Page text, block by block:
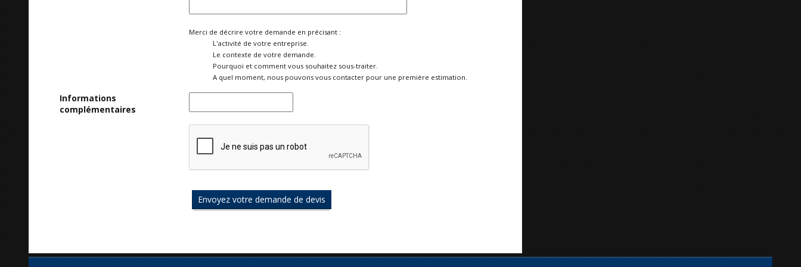
Merci de décrire votre demande en précisant :
L'activité de votre entreprise.
Le contexte de votre demande.
Pourquoi et comment vous souhaitez sous-traiter.
A quel moment, nous pouvons vous contacter pour une première estimation.
Informations
complémentaires